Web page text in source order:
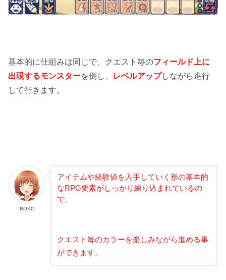
基本的に仕組みは同じで、クエスト毎のフィールド上に
出現するモンスターを倒し、 レベルアップしながら進行
して行きます。
BOKO
アイテムや経験値を入手していく形の基本的
なRPG要素がしっかり練り込まれているの
で、
クエスト毎のカラーを楽しみながら進める事
ができます。